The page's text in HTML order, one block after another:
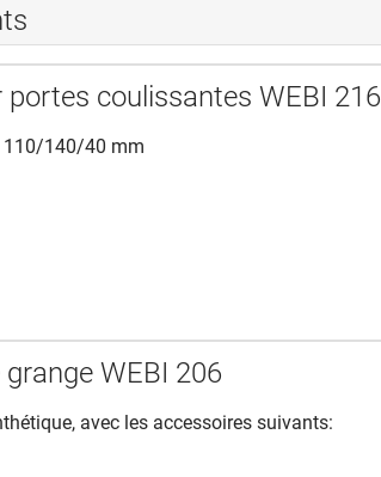
coulissantes WEBI 216
110/140/40 mm
WEBI 206
avec les accessoires suivants: